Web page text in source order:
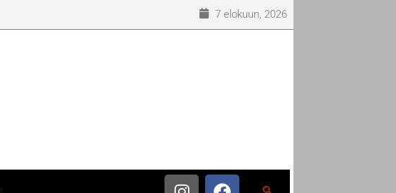
7 elokuun, 2026